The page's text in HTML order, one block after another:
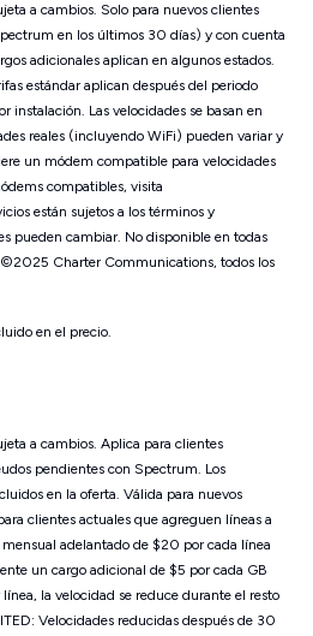
a cambios. Solo para nuevos clientes
en los últimos 30 días) y con cuenta
adicionales aplican en algunos estados.
estándar aplican después del periodo
instalación. Las velocidades se basan en
reales (incluyendo WiFi) pueden variar y
un módem compatible para velocidades
compatibles, visita
están sujetos a los términos y
pueden cambiar. No disponible en todas
©2025 Charter Communications, todos los
en el precio.
a cambios. Aplica para clientes
pendientes con Spectrum. Los
en la oferta. Válida para nuevos
clientes actuales que agreguen líneas a
adelantado de $20 por cada línea
un cargo adicional de $5 por cada GB
la velocidad se reduce durante el resto
Velocidades reducidas después de 30